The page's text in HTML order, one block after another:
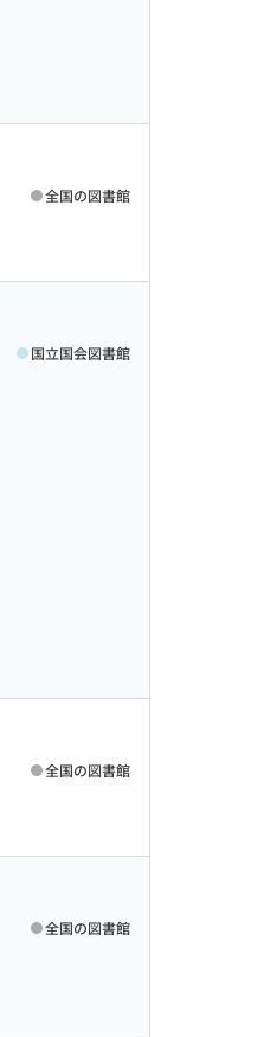
全国の図書館
国立国会図書館
全国の図書館
全国の図書館